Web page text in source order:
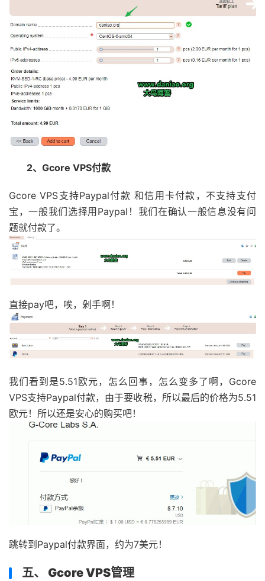
2、Gcore VPS付款
Gcore VPS支持Paypal付款 和信用卡付款，不支持支付
宝，一般我们选择用Paypal！我们在确认一般信息没有问
题就付款了。
直接pay吧，唉，剁手啊！
我们看到是5.51欧元，怎么回事，怎么变多了啊，Gcore
VPS支持Paypal付款，由于要收税，所以最后的价格为5.51
欧元！所以还是安心的购买吧！
跳转到Paypal付款界面，约为7美元！
五、 Gcore VPS管理